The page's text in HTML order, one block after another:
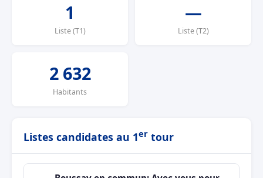
1
Liste (T1)
—
Liste (T2)
2 632
Habitants
Listes candidates au 1er tour